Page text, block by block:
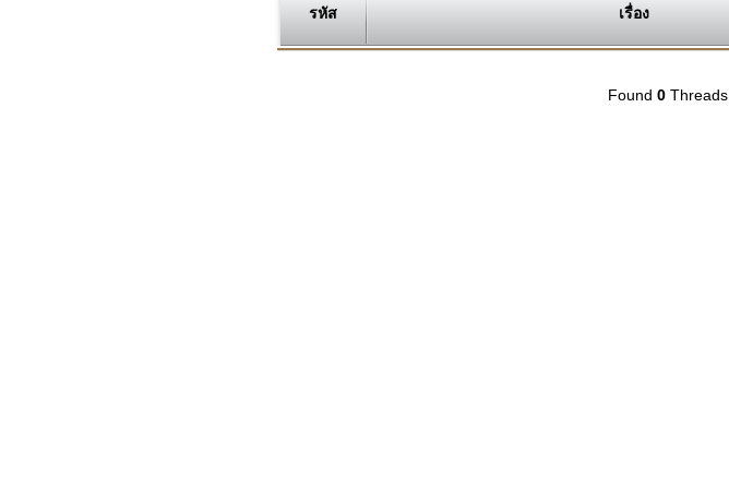
รหัส เรื่อง
Found 0 Threads.